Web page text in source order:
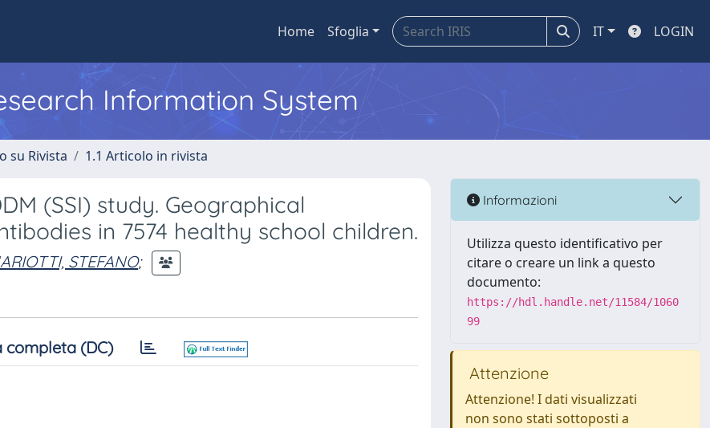
Home Sfoglia IT LOGIN
Information System
su Rivista 1.1 Articolo in rivista
(SSI) study. Geographical
in 7574 healthy school children.
STEFANO;
completa (DC)
Informazioni
Utilizza questo identificativo per
citare o creare un link a questo
documento:
https://hdl.handle.net/11584/1060
99
Attenzione
Attenzione! I dati visualizzati
non sono stati sottoposti a